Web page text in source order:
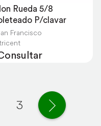
Rueda 5/8
P/clavar
Francisco
3